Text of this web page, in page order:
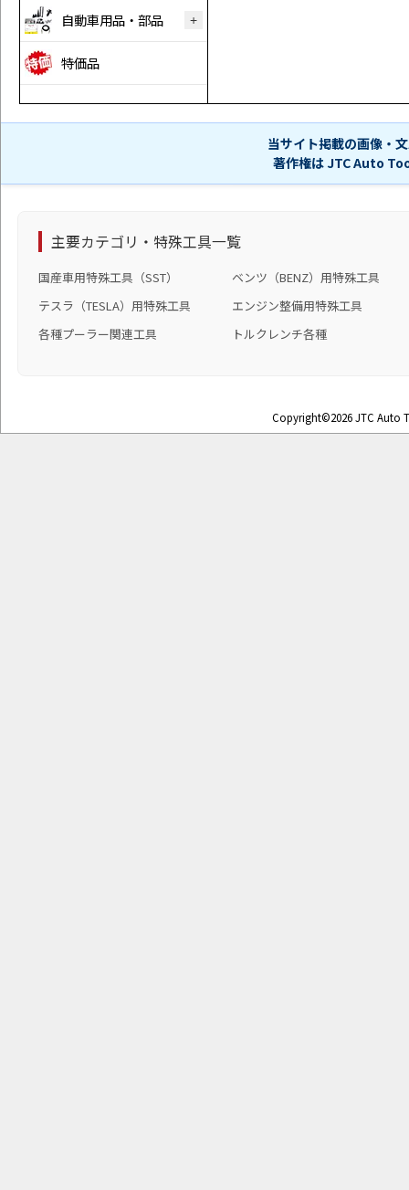
自動車用品・部品
特価品
当サイト掲載の画像・
著作権は JTC Auto
主要カテゴリ・特殊工具一覧
国産車用特殊工具（SST）
ベンツ（BENZ）用特殊工具
テスラ（TESLA）用特殊工具
エンジン整備用特殊工具
各種プーラー関連工具
トルクレンチ各種
Copyright©2026 JTC Auto